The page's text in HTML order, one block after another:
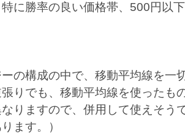
に勝率の良い価格帯、500円以
ーの構成の中で、移動平均線を一
りでも、移動平均線を使ったも
りますので、併用して使えそう
ます。）